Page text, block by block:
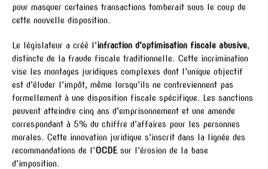
pour masquer certaines transactions tomberait sous le coup de
cette nouvelle disposition.
Le législateur a créé l’infraction d’optimisation fiscale abusive,
distincte de la fraude fiscale traditionnelle. Cette incrimination
vise les montages juridiques complexes dont l’unique objectif
est d’éluder l’impôt, même lorsqu’ils ne contreviennent pas
formellement à une disposition fiscale spécifique. Les sanctions
peuvent atteindre cinq ans d’emprisonnement et une amende
correspondant à 5% du chiffre d’affaires pour les personnes
morales. Cette innovation juridique s’inscrit dans la lignée des
recommandations de l’OCDEsur l’érosion de la base
d’imposition.